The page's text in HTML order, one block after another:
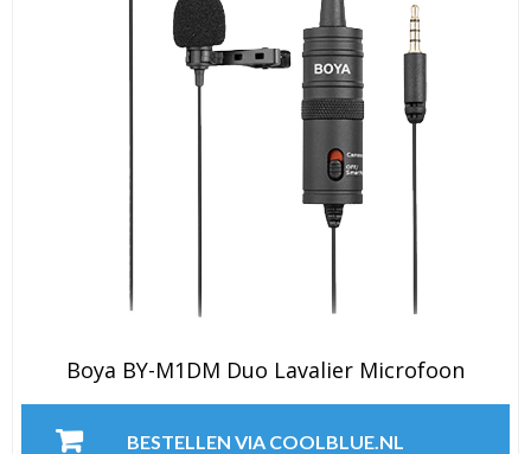
Boya BY-M1DM Duo Lavalier Microfoon
BESTELLEN VIA COOLBLUE.NL